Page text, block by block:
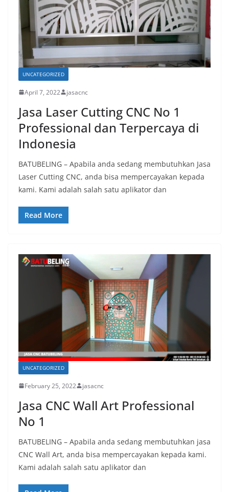
UNCATEGORIZED
April 7, 2022 jasacnc
Jasa Laser Cutting CNC No 1
Professional dan Terpercaya di
Indonesia
BATUBELING – Apabila anda sedang membutuhkan Jasa
Laser Cutting CNC, anda bisa mempercayakan kepada
kami. Kami adalah salah satu aplikator dan
Read More
UNCATEGORIZED
February 25, 2022 jasacnc
Jasa CNC Wall Art Professional
No 1
BATUBELING – Apabila anda sedang membutuhkan jasa
CNC Wall Art, anda bisa mempercayakan kepada kami.
Kami adalah salah satu aplikator dan